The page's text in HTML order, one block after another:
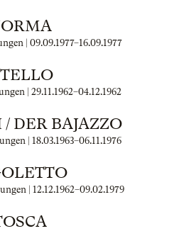
| 09.09.1977–16.09.1977
| 29.11.1962–04.12.1962
/ DER BAJAZZO
| 18.03.1963–06.11.1976
| 12.12.1962–09.02.1979